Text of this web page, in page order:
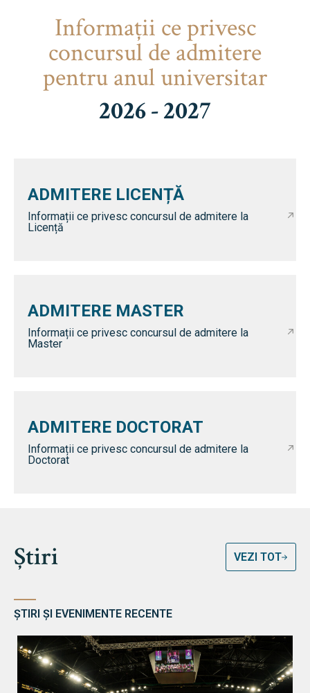
Informaţii ce privesc
concursul de admitere
pentru anul universitar
2026 - 2027
ADMITERE LICENȚĂ
Informații ce privesc concursul de admitere la
Licență
ADMITERE MASTER
Informații ce privesc concursul de admitere la
Master
ADMITERE DOCTORAT
Informații ce privesc concursul de admitere la
Doctorat
Știri VEZI TOT
ȘTIRI ȘI EVENIMENTE RECENTE